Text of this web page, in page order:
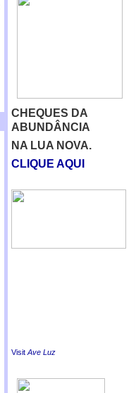
CHEQUES DA
ABUNDÂNCIA
NA LUA NOVA.
CLIQUE AQUI
Visit Ave Luz